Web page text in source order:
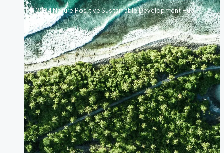
© 2024 Nature Positive Sustainable Development Hub